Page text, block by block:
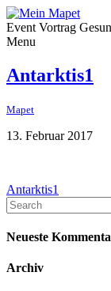
Event Vortrag
Menu
Antarktis1
Mapet
13. Februar 2017
Antarktis1
Neueste
Archiv